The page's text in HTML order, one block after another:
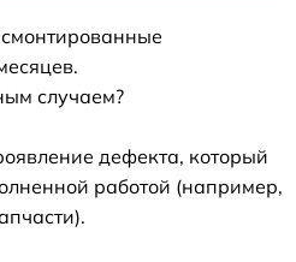
случаем?
дефекта, который
работой (например,